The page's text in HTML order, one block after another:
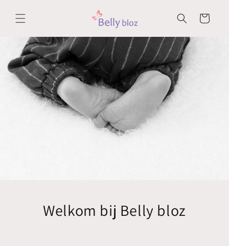
content
Winkelwagen
Welkom bij Belly bloz